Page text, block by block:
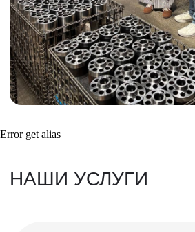
Error get alias
Получить консультацию
ВАШИ ЗАКАЗЫ
проверок товаров, работы склада,
смотрите в нашем Telegram-канале